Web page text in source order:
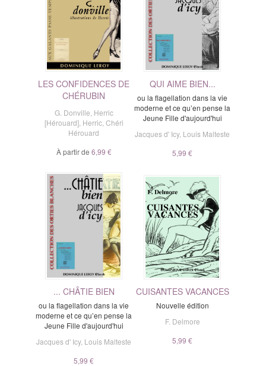
LES CONFIDENCES DE
CHÉRUBIN
G. Donville Herric
[Hérouard], Herric, Chéri
Hérouard
À partir de 6,99 €
QUI AIME BIEN...
ou la flagellation dans la vie
moderne et ce qu’en pense la
Jeune Fille d'aujourd'hui
Jacques d' Icy, Louis Malteste
5,99 €
... CHÂTIE BIEN
ou la flagellation dans la vie
moderne et ce qu’en pense la
Jeune Fille d'aujourd'hui
Jacques d' Icy, Louis Malteste
5,99 €
CUISANTES VACANCES
Nouvelle édition
F. Delmore
5,99 €